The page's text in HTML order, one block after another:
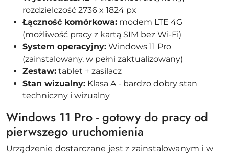
rozdzielczość 2736 x 1824 px
Łączność komórkowa: modem LTE 4G
(możliwość pracy z kartą SIM bez Wi-Fi)
System operacyjny: Windows 11 Pro
(zainstalowany, w pełni zaktualizowany)
Zestaw: tablet + zasilacz
Stan wizualny: Klasa A - bardzo dobry stan
techniczny i wizualny
Windows 11 Pro - gotowy do pracy od
pierwszego uruchomienia
Urządzenie dostarczane jest z zainstalowanym i w